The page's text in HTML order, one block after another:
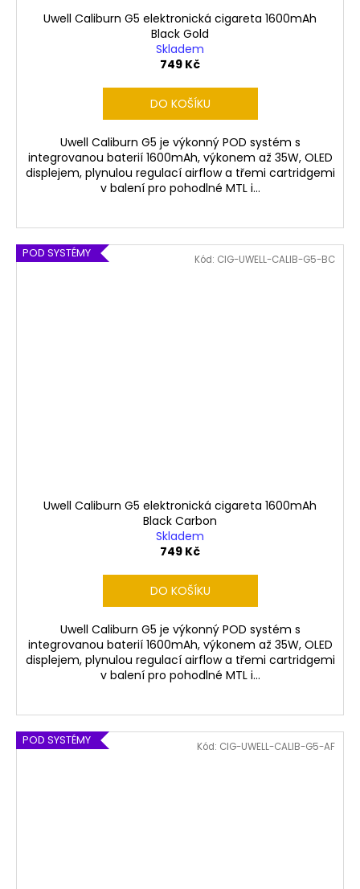
Uwell Caliburn G5 elektronická cigareta 1600mAh
Black Gold
Skladem
749 Kč
DO KOŠÍKU
Uwell Caliburn G5 je výkonný POD systém s
integrovanou baterií 1600mAh, výkonem až 35W, OLED
displejem, plynulou regulací airflow a třemi cartridgemi
v balení pro pohodlné MTL i...
POD SYSTÉMY
Uwell Caliburn G5 elektronická cigareta 1600mAh
Black Carbon
Skladem
749 Kč
DO KOŠÍKU
Uwell Caliburn G5 je výkonný POD systém s
integrovanou baterií 1600mAh, výkonem až 35W, OLED
displejem, plynulou regulací airflow a třemi cartridgemi
v balení pro pohodlné MTL i...
Kód: CIG-UWELL-CALIB-G5-BC
POD SYSTÉMY Kód: CIG-UWELL-CALIB-G5-AF